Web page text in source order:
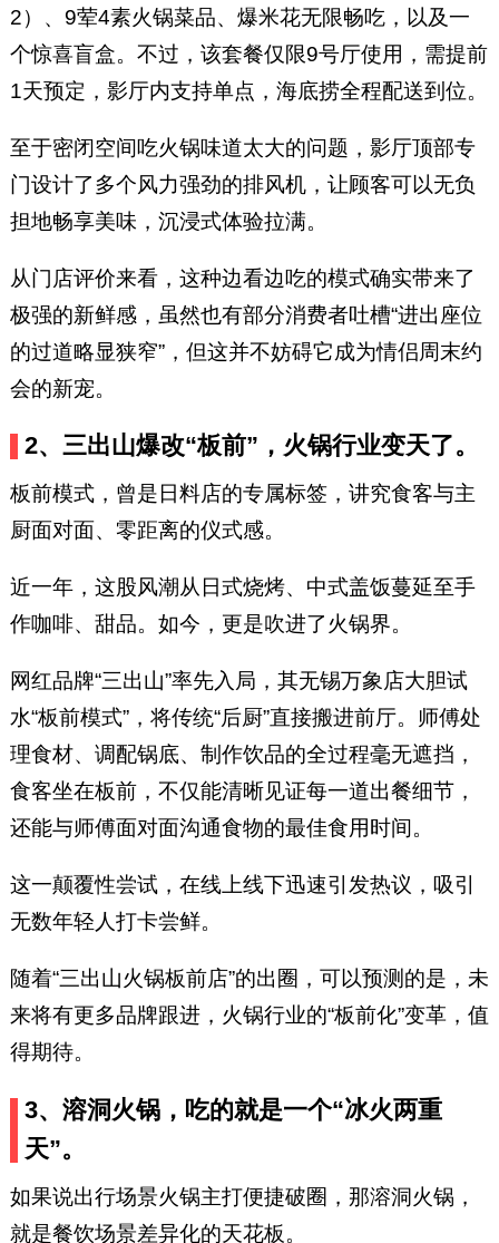
2）、9荤4素火锅菜品、爆米花无限畅吃，以及一
个惊喜盲盒。不过，该套餐仅限9号厅使用，需提前
1天预定，影厅内支持单点，海底捞全程配送到位。
至于密闭空间吃火锅味道太大的问题，影厅顶部专
门设计了多个风力强劲的排风机，让顾客可以无负
担地畅享美味，沉浸式体验拉满。
从门店评价来看，这种边看边吃的模式确实带来了
极强的新鲜感，虽然也有部分消费者吐槽“进出座位
的过道略显狭窄”，但这并不妨碍它成为情侣周末约
会的新宠。
2、三出山爆改“板前”，火锅行业变天了。
板前模式，曾是日料店的专属标签，讲究食客与主
厨面对面、零距离的仪式感。
近一年，这股风潮从日式烧烤、中式盖饭蔓延至手
作咖啡、甜品。如今，更是吹进了火锅界。
网红品牌“三出山”率先入局，其无锡万象店大胆试
水“板前模式”，将传统“后厨”直接搬进前厅。师傅处
理食材、调配锅底、制作饮品的全过程毫无遮挡，
食客坐在板前，不仅能清晰见证每一道出餐细节，
还能与师傅面对面沟通食物的最佳食用时间。
这一颠覆性尝试，在线上线下迅速引发热议，吸引
无数年轻人打卡尝鲜。
随着“三出山火锅板前店”的出圈，可以预测的是，未
来将有更多品牌跟进，火锅行业的“板前化”变革，值
得期待。
3、溶洞火锅，吃的就是一个“冰火两重
天”。
如果说出行场景火锅主打便捷破圈，那溶洞火锅，
就是餐饮场景差异化的天花板。